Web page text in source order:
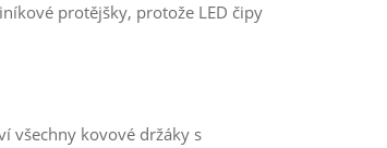
protějšky, protože LED čipy
všechny kovové držáky s